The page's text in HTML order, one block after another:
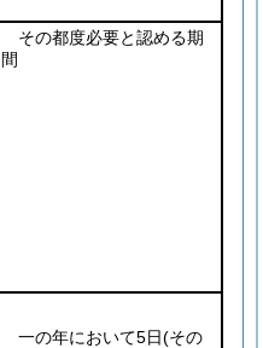
その都度必要と認める期
間
一の年において5日(その